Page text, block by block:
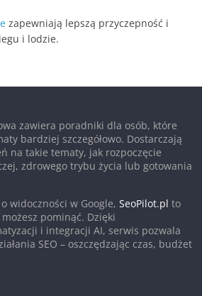
zapewniają lepszą przyczepność i
i lodzie.
zawiera poradniki dla osób, które
bardziej szczegółowo. Dostarczają
na takie tematy, jak rozpoczęcie
zdrowego trybu życia lub gotowania
widoczności w Google,SeoPilot.pl to
pominąć. Dzięki
i integracji AI, serwis pozwala
SEO – oszczędzając czas, budżet